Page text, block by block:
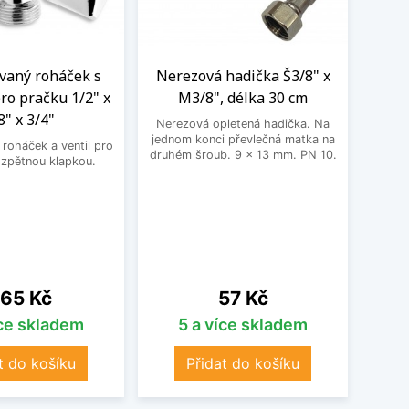
roháček s
pračku 1/2" x
x 3/4"
roháček a ventil pro
klapkou.
Kč
skladem
do košíku
Nerezová hadička Š3/8" x
M3/8", délka 30 cm
Nerezová opletená hadička. Na
jednom konci převlečná matka na
druhém šroub. 9 x 13 mm. PN 10.
Cena
57 Kč
5 a více skladem
Přidat do košíku